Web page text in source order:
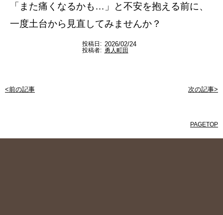
「また痛くなるかも…」と不安を抱える前に、
一度土台から見直してみませんか？
投稿日: 2026/02/24
投稿者: 勇人町田
<前の記事 次の記事>
PAGETOP